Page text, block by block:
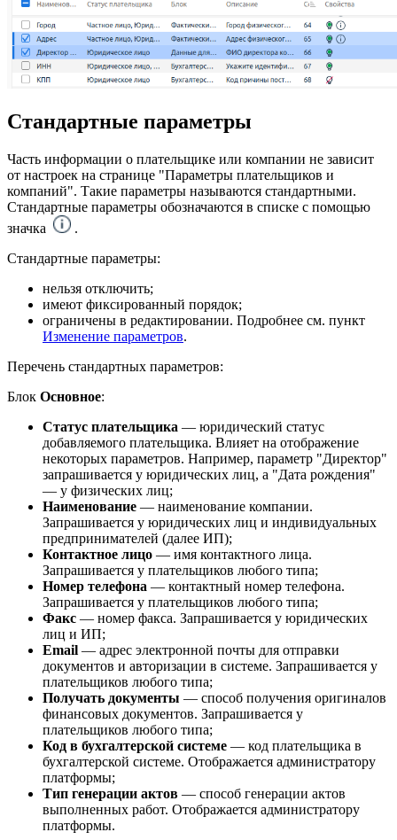
Стандартные параметры
Часть информации о плательщике или компании не зависит
от настроек на странице "Параметры плательщиков и
компаний". Такие параметры называются стандартными.
Стандартные параметры обозначаются в списке с помощью
значка
.
Стандартные параметры:
нельзя отключить;
имеют фиксированный порядок;
ограничены в редактировании. Подробнее см. пункт
Изменение параметров.
Перечень стандартных параметров:
Блок Основное:
Статус плательщика — юридический статус
добавляемого плательщика. Влияет на отображение
некоторых параметров. Например, параметр "Директор"
запрашивается у юридических лиц, а "Дата рождения"
— у физических лиц;
Наименование — наименование компании.
Запрашивается у юридических лиц и индивидуальных
предпринимателей (далее ИП);
Контактное лицо — имя контактного лица.
Запрашивается у плательщиков любого типа;
Номер телефона — контактный номер телефона.
Запрашивается у плательщиков любого типа;
Факс — номер факса. Запрашивается у юридических
лиц и ИП;
Email — адрес электронной почты для отправки
документов и авторизации в системе. Запрашивается у
плательщиков любого типа;
Получать документы — способ получения оригиналов
финансовых документов. Запрашивается у
плательщиков любого типа;
Код в бухгалтерской системе — код плательщика в
бухгалтерской системе. Отображается администратору
платформы;
Тип генерации актов — способ генерации актов
выполненных работ. Отображается администратору
платформы.